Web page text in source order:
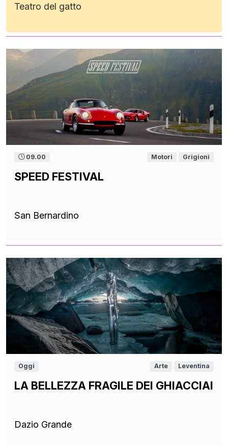
Teatro del gatto
09.00 Motori Grigioni
SPEED FESTIVAL
San Bernardino
Oggi Arte Leventina
LA BELLEZZA FRAGILE DEI GHIACCIAI
Dazio Grande